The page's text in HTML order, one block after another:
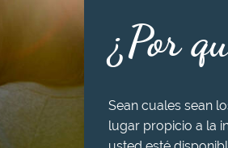
¿Por
Sean cuales sean
lugar propicio a la